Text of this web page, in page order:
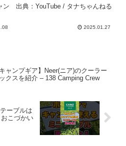
ン
円 ソロ＆ファミリー
ブル】高さ調整もTOKYO
出典：YouTube / タナちゃんねる
2025.01.27
キャンプギア】Neer(ニア)のクーラー
クスを紹介 – 138 Camping Crew
ーブルは
こづかい